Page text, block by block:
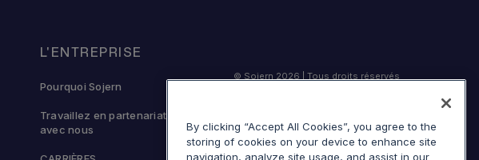
L'ENTREPRISE
Pourquoi Sojern
Travaillez en partenariat
avec nous
© Sojern 2026 | Tous droits réservés
Service Modalités
By clicking “Accept All Cookies”, you agree to the
storing of cookies on your device to enhance site
navigation, analyze site usage, and assist in our